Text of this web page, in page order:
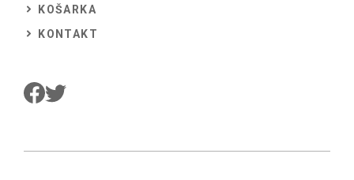
KOŠARKA
KONTAKT